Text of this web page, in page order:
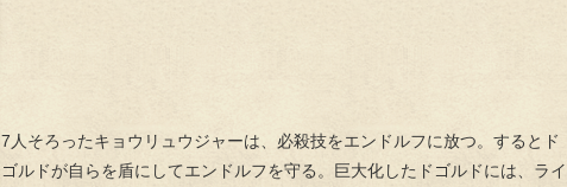
7人そろったキョウリュウジャーは、必殺技をエンドルフに放つ。するとド
ゴルドが自らを盾にしてエンドルフを守る。巨大化したドゴルドには、ライ